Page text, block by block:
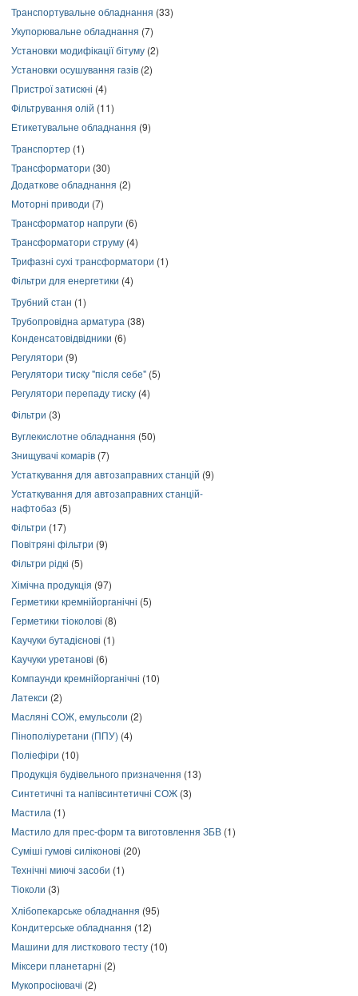
Транспортувальне обладнання (33)
Укупорювальне обладнання (7)
Установки модифікації бітуму (2)
Установки осушування газів (2)
Пристрої затискні (4)
Фільтрування олій (11)
Етикетувальне обладнання (9)
Транспортер (1)
Трансформатори (30)
Додаткове обладнання (2)
Моторні приводи (7)
Трансформатор напруги (6)
Трансформатори струму (4)
Трифазні сухі трансформатори (1)
Фільтри для енергетики (4)
Трубний стан (1)
Трубопровідна арматура (38)
Конденсатовідвідники (6)
Регулятори (9)
Регулятори тиску "після себе" (5)
Регулятори перепаду тиску (4)
Фільтри (3)
Вуглекислотне обладнання (50)
Знищувачі комарів (7)
Устаткування для автозаправних станцій (9)
Устаткування для автозаправних станцій-
нафтобаз (5)
Фільтри (17)
Повітряні фільтри (9)
Фільтри рідкі (5)
Хімічна продукція (97)
Герметики кремнійорганічні (5)
Герметики тіоколові (8)
Каучуки бутадієнові (1)
Каучуки уретанові (6)
Компаунди кремнійорганічні (10)
Латекси (2)
Масляні СОЖ, емульсоли (2)
Пінополіуретани (ППУ) (4)
Поліефіри (10)
Продукція будівельного призначення (13)
Синтетичні та напівсинтетичні СОЖ (3)
Мастила (1)
Мастило для прес-форм та виготовлення ЗБВ (1)
Суміші гумові силіконові (20)
Технічні миючі засоби (1)
Тіоколи (3)
Хлібопекарське обладнання (95)
Кондитерське обладнання (12)
Машини для листкового тесту (10)
Міксери планетарні (2)
Мукопросіювачі (2)